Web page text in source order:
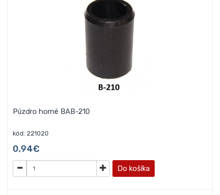
Púzdro horné BAB-210
kód: 221020
0,94€
Do košíka